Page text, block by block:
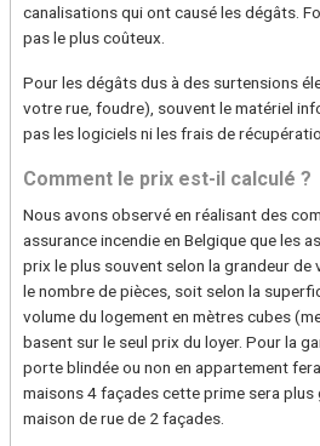
canalisations qui ont causé les dégâts.
pas le plus coûteux.
Pour les dégâts dus à des surtensions
votre rue, foudre), souvent le matériel
pas les logiciels ni les frais de
Comment le prix est-il calculé ?
Nous avons observé en réalisant des
assurance incendie en Belgique que les
prix le plus souvent selon la grandeur
le nombre de pièces, soit selon la
volume du logement en mètres cubes
basent sur le seul prix du loyer. Pour la
porte blindée ou non en appartement
maisons 4 façades cette prime sera plus
maison de rue de 2 façades.